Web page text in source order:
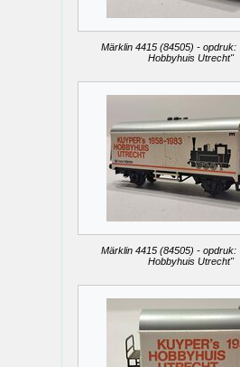
Märklin 4415 (84505) - opdruk:
Hobbyhuis Utrecht"
Märklin 4415 (84505) - opdruk:
Hobbyhuis Utrecht"